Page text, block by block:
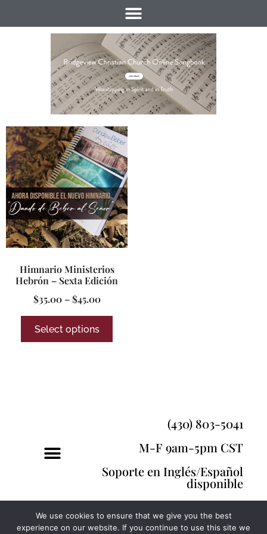
Himnario Ministerios
Hebrón – Sexta Edición
$35.00 – $45.00
Select options
(430) 803-5041
M-F 9am-5pm CST
Soporte en Inglés/Español
disponible
We use cookies to ensure that we give you the best
experience on our website. If you continue to use this site we